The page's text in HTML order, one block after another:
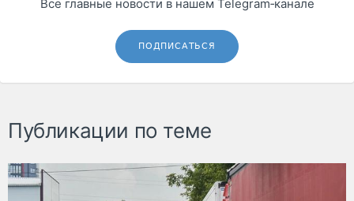
Все главные новости в нашем Telegram‑канале
ПОДПИСАТЬСЯ
Публикации по теме